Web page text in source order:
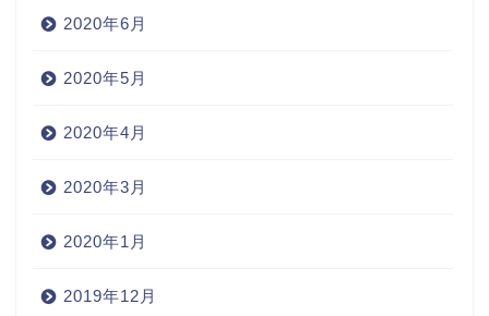
2020年6月
2020年5月
2020年4月
2020年3月
2020年1月
2019年12月